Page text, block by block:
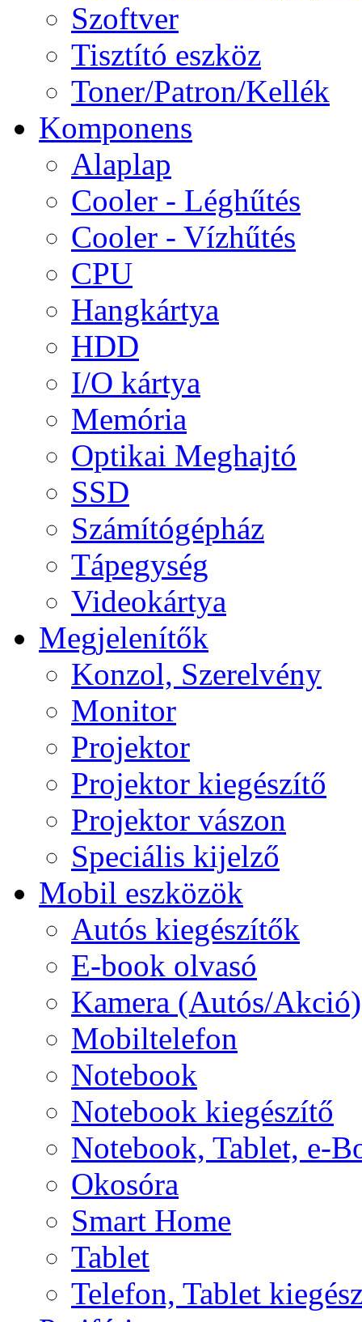
Szoftver
Tisztító eszköz
Toner/Patron/Kellék
Komponens
Alaplap
Cooler - Léghűtés
Cooler - Vízhűtés
CPU
Hangkártya
HDD
I/O kártya
Memória
Optikai Meghajtó
SSD
Számítógépház
Tápegység
Videokártya
Megjelenítők
Konzol, Szerelvény
Monitor
Projektor
Projektor kiegészítő
Projektor vászon
Speciális kijelző
Mobil eszközök
Autós kiegészítők
E-book olvasó
Kamera (Autós/Akció)
Mobiltelefon
Notebook
Notebook kiegészítő
Notebook, Tablet, e-
Okosóra
Smart Home
Tablet
Telefon, Tablet